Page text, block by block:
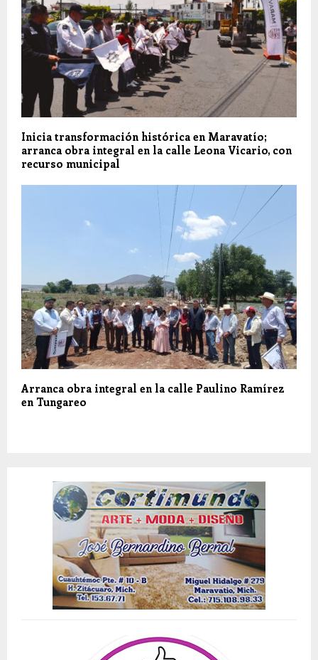
Inicia transformación histórica en Maravatío;
arranca obra integral en la calle Leona Vicario, con
recurso municipal
Arranca obra integral en la calle Paulino Ramírez
en Tungareo